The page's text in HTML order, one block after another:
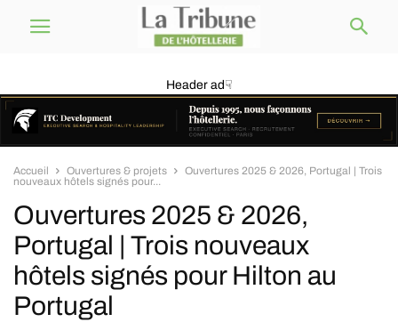
Header ad☟
Accueil Ouvertures & projets
Ouvertures 2025 & 2026, Portugal | Trois
nouveaux hôtels signés pour...
Ouvertures 2025 & 2026,
Portugal | Trois nouveaux
hôtels signés pour Hilton au
Portugal